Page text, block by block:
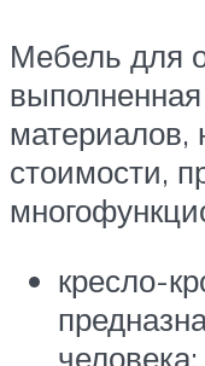
Мебель для
материалов,
стоимости,
кресло-
человека;